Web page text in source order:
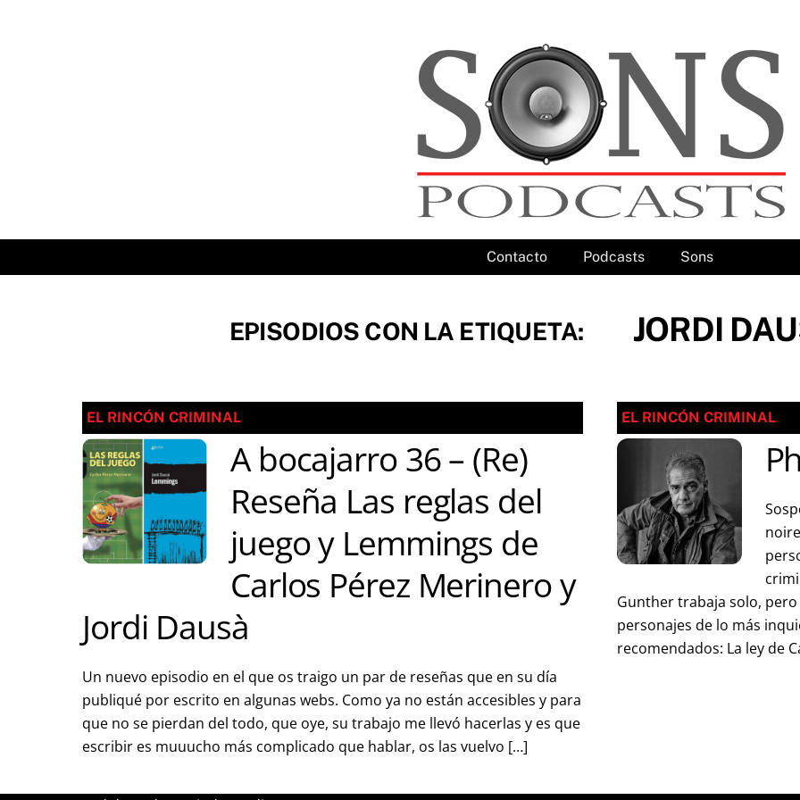
Contacto Podcasts Sons
EPISODIOS CON LA ETIQUETA: JORDI
EL RINCÓN CRIMINAL
A bocajarro 36 – (Re)
Reseña Las reglas del
juego y Lemmings de
Carlos Pérez Merinero y
Jordi Dausà
Un nuevo episodio en el que os traigo un par de reseñas que en su día
publiqué por escrito en algunas webs. Como ya no están accesibles y para
que no se pierdan del todo, que oye, su trabajo me llevó hacerlas y es que
escribir es muuucho más complicado que hablar, os las vuelvo […]
EL RINCÓN CRIMINAL
Gunther trabaja solo,
personajes de lo más
recomendados: La ley de